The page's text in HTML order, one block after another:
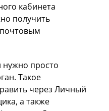
кабинета
получить
нужно просто
Такое
через Личный
а также